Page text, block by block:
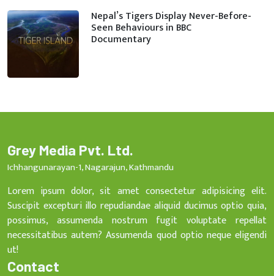
Nepal’s Tigers Display Never-Before-
Seen Behaviours in BBC
Documentary
Grey Media Pvt. Ltd.
Ichhangunarayan-1, Nagarajun, Kathmandu
Lorem ipsum dolor, sit amet consectetur adipisicing elit.
Suscipit excepturi illo repudiandae aliquid ducimus optio quia,
possimus, assumenda nostrum fugit voluptate repellat
necessitatibus autem? Assumenda quod optio neque eligendi
ut!
Contact